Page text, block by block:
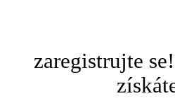
zaregistrujte